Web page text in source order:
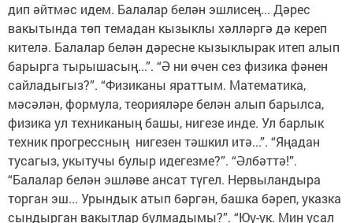
дип әйтмәс идем. Балалар белән эшлисең... Дәрес
вакытында төп темадан кызыклы хәлләргә дә кереп
кителә. Балалар белән дәресне кызыклырак итеп алып
барырга тырышасың...”. “Ә ни өчен сез физика фәнен
сайладыгыз?”. “Физиканы яраттым. Математика,
мәсәлән, формула, теорияләре белән алып барылса,
физика ул техниканың башы, нигезе инде. Ул барлык
техник прогрессның нигезен тәшкил итә...”. “Яңадан
тусагыз, укытучы булыр идегезме?”. “Әлбәттә!”.
“Балалар белән эшләве ансат түгел. Нервыландыра
торган эш... Урындык атып бәргән, башка бәреп, указка
сындырган вакытлар булмадымы?”. “Юу-ук. Мин усал